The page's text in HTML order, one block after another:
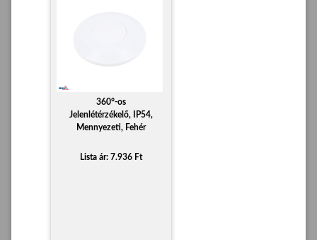
360°-os
Jelenlétérzékelő, IP54,
Mennyezeti, Fehér
Lista ár: 7.936 Ft